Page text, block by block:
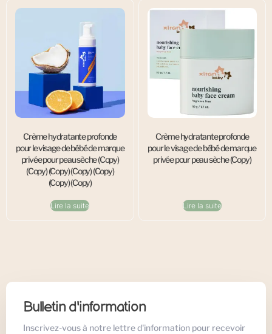
Crème hydratante profonde
pour le visage de bébé de marque
privée pour peau sèche (Copy)
(Copy) (Copy) (Copy) (Copy)
(Copy) (Copy)
Lire la suite
Crème hydratante profonde
pour le visage de bébé de marque
privée pour peau sèche (Copy)
Lire la suite
Bulletin d'information
Inscrivez-vous à notre lettre d'information pour recevoir